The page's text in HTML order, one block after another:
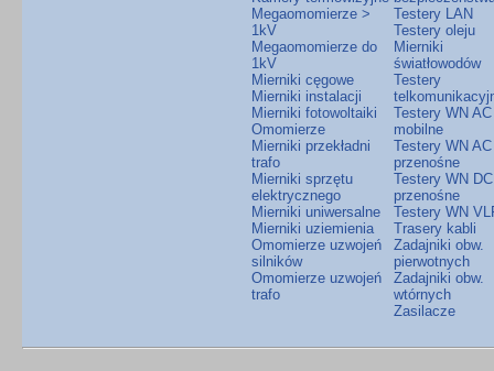
Megaomomierze >
1kV
Megaomomierze do
1kV
Mierniki cęgowe
Mierniki instalacji
Mierniki fotowoltaiki
Omomierze
Mierniki przekładni
trafo
Mierniki sprzętu
elektrycznego
Mierniki uniwersalne
Mierniki uziemienia
Omomierze uzwojeń
silników
Omomierze uzwojeń
trafo
Testery LAN
Testery oleju
Mierniki
światłowodów
Testery
Testery WN AC
mobilne
Testery WN AC
przenośne
Testery WN DC
przenośne
Testery WN
Trasery kabli
Zadajniki obw.
pierwotnych
Zadajniki obw.
wtórnych
Zasilacze